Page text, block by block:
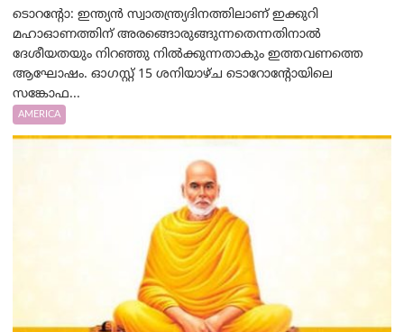
ടൊറന്റോ: ഇന്ത്യൻ സ്വാതന്ത്ര്യദിനത്തിലാണ് ഇക്കുറി
മഹാഓണത്തിന് അരങ്ങൊരുങ്ങുന്നതെന്നതിനാൽ
ദേശീയതയും നിറഞ്ഞു നിൽക്കുന്നതാകും ഇത്തവണത്തെ
ആഘോഷം. ഓഗസ്റ്റ് 15 ശനിയാഴ്ച ടൊറോന്റോയിലെ
സങ്കോഫ...
AMERICA